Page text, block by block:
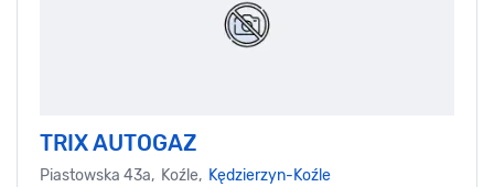
TRIX AUTOGAZ
Piastowska 43a, Koźle, Kędzierzyn-Koźle